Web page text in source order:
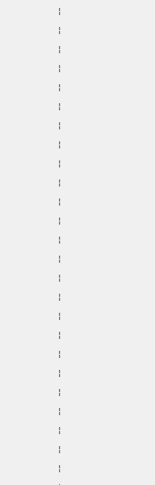
¦
¦
¦
¦
¦
¦
¦
¦
¦
¦
¦
¦
¦
¦
¦
¦
¦
¦
¦
¦
¦
¦
¦
¦
¦